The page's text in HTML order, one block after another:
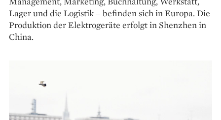
Lager und die Logistik – befinden sich in Europa. Die
Pro­duktion der Elektrogeräte erfolgt in Shen­zhen in
China.